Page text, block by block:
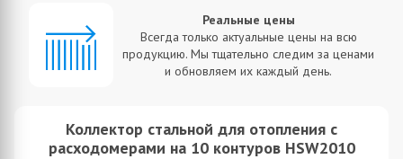
Реальные цены
Всегда только актуальные цены на всю
продукцию. Мы тщательно следим за ценами
и обновляем их каждый день.
Коллектор стальной для отопления c
расходомерами на 10 контуров HSW2010